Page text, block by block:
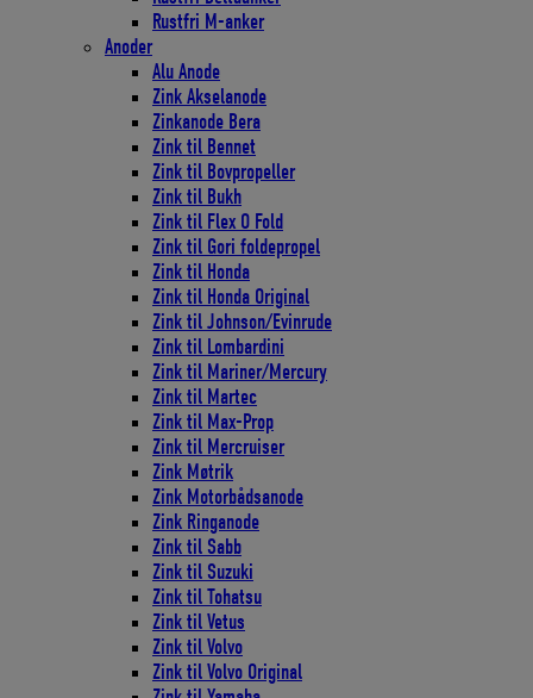
Rustfri M-anker
Anoder
Alu Anode
Zink Akselanode
Zinkanode Bera
Zink til Bennet
Zink til Bovpropeller
Zink til Bukh
Zink til Flex O Fold
Zink til Gori foldepropel
Zink til Honda
Zink til Honda Original
Zink til Johnson/Evinrude
Zink til Lombardini
Zink til Mariner/Mercury
Zink til Martec
Zink til Max-Prop
Zink til Mercruiser
Zink Møtrik
Zink Motorbådsanode
Zink Ringanode
Zink til Sabb
Zink til Suzuki
Zink til Tohatsu
Zink til Vetus
Zink til Volvo
Zink til Volvo Original